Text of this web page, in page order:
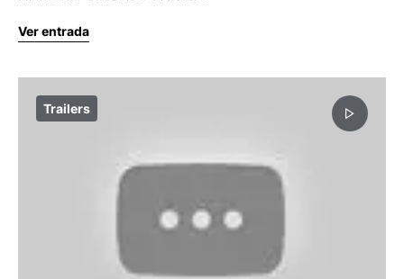
Ver entrada
Trailers